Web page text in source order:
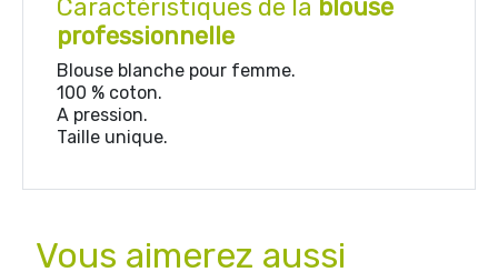
Caractéristiques de la blouse
professionnelle
Blouse blanche pour femme.
100 % coton.
A pression.
Taille unique.
Vous aimerez aussi